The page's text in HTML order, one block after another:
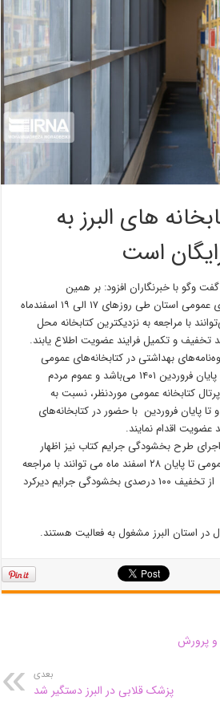
های البرز به
است
وگو با خبرنگاران افزود: بر همین
اساس عضویت در کتابخانه‌های عمومی استان طی روزهای ۱۷ الی ۱۹ اسفندماه
با مراجعه به نزدیکترین کتابخانه محل
تخفیف و تکمیل فرایند عضویت اطلاع یابند.
بهداشتی در کتابخانه‌های عمومی
افزود: اعتبار کدهای تخفیف تا پایان فروردین ۱۴۰۱ می‌باشد و عموم مردم
کتابخانه‌ عمومی موردنظر، نسبت به
پایان فروردین با حضور در کتابخانه‌های
اقدام نمایند.
طرح بخشودگی جرایم کتاب نیز اظهار
داشت: اعضای کتابخانه‌های عمومی تا پایان ۲۸ اسفند ماه می توانند با مراجعه
به کتابخانه‌ و بازگرداندن کتاب از تخفیف ۱۰۰ درصدی بخشودگی جرایم دیرکرد
و پرورش
بعدی
پزشک قلابی در البرز دستگیر شد